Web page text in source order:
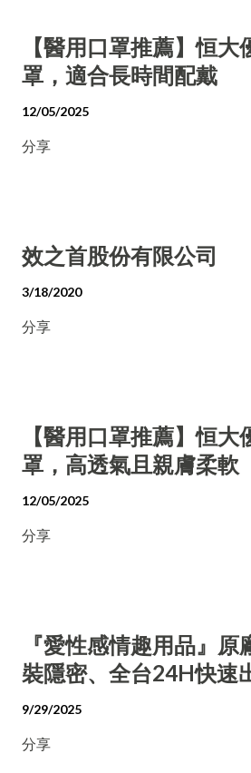
【醫用口罩推薦】恒大
罩，適合長時間配戴
12/05/2025
分享
效之首股份有限公司
3/18/2020
分享
【醫用口罩推薦】恒大
罩，高透氣且親膚柔軟
12/05/2025
分享
『愛性感情趣用品』
裝隱密、全台24H快速
9/29/2025
分享